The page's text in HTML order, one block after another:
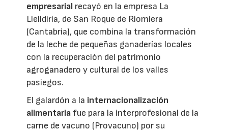
empresarial recayó en la empresa La
Llelldiría, de San Roque de Riomiera
(Cantabria), que combina la transformación
de la leche de pequeñas ganaderías locales
con la recuperación del patrimonio
agroganadero y cultural de los valles
pasiegos.
El galardón a la internacionalización
alimentaria fue para la interprofesional de la
carne de vacuno (Provacuno) por su